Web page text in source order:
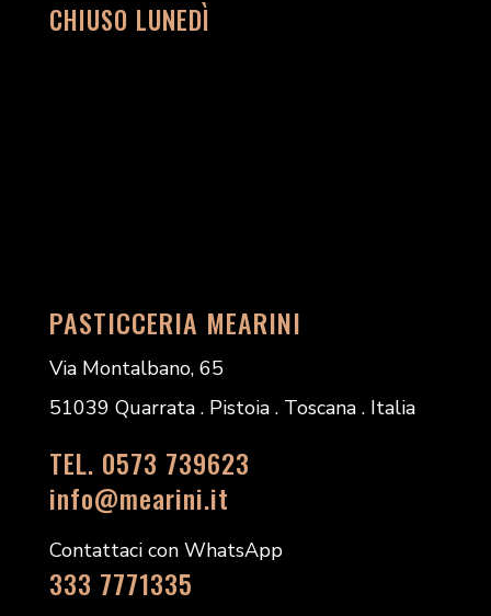
CHIUSO LUNEDÌ
PASTICCERIA MEARINI
Via Montalbano, 65
51039 Quarrata . Pistoia . Toscana . Italia
TEL. 0573 739623
info@mearini.it
Contattaci con WhatsApp
333 7771335